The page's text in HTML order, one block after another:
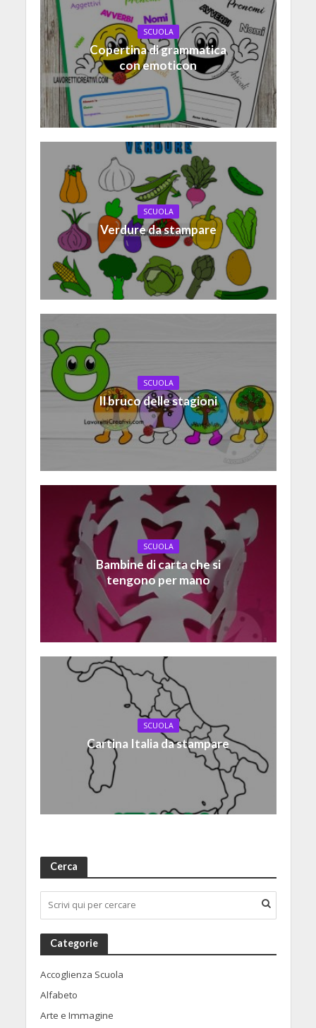
SCUOLA
Copertina di grammatica
con emoticon
SCUOLA
Verdure da stampare
SCUOLA
Il bruco delle stagioni
SCUOLA
Bambine di carta che si
tengono per mano
SCUOLA
Cartina Italia da stampare
Cerca
Categorie
Accoglienza Scuola
Alfabeto
Arte e Immagine